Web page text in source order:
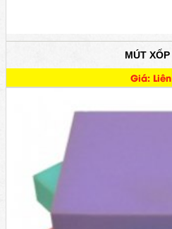
MÚT XỐP
Giá: